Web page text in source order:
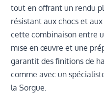
tout en offrant un rendu
résistant aux chocs et
cette combinaison entre
mise en œuvre et une
garantit des finitions de
comme avec un
la Sorgue.